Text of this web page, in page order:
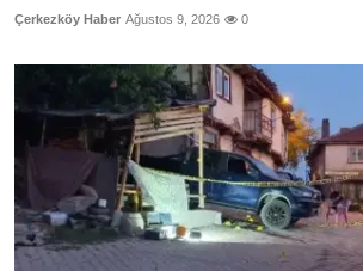
Çerkezköy Haber Ağustos 9, 2026 0